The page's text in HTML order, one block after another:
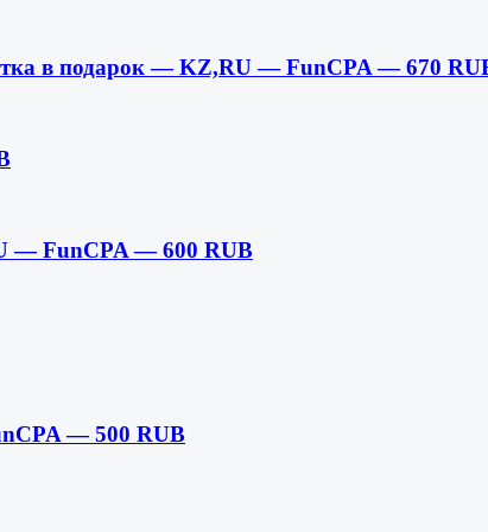
в подарок — KZ,RU — FunCPA — 670
— FunCPA — 600 RUB
— 500 RUB